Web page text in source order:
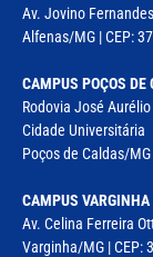
Av. Jovino
Alfenas/MG | CEP:
CAMPUS POÇOS DE
Rodovia José
Cidade Universitária
Poços de Caldas/
CAMPUS VARGINHA
Av. Celina Ferreira
Varginha/MG | CEP: